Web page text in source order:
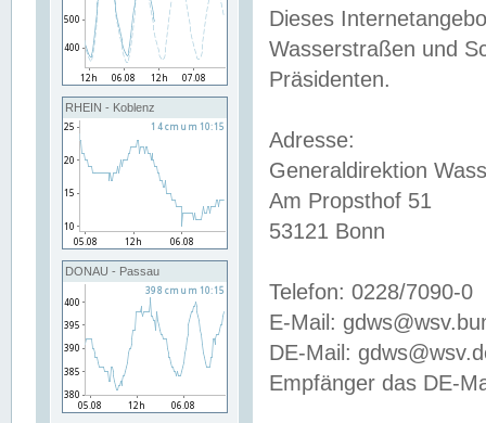
RHEIN - Koblenz
DONAU - Passau
Dieses
Wasserstraßen und
Präsidenten.
Adresse:
Generaldirektion
Am Propsthof 51
53121 Bonn
Telefon: 0228/7090-0
E-Mail:
DE-Mail:
Empfänger das DE-